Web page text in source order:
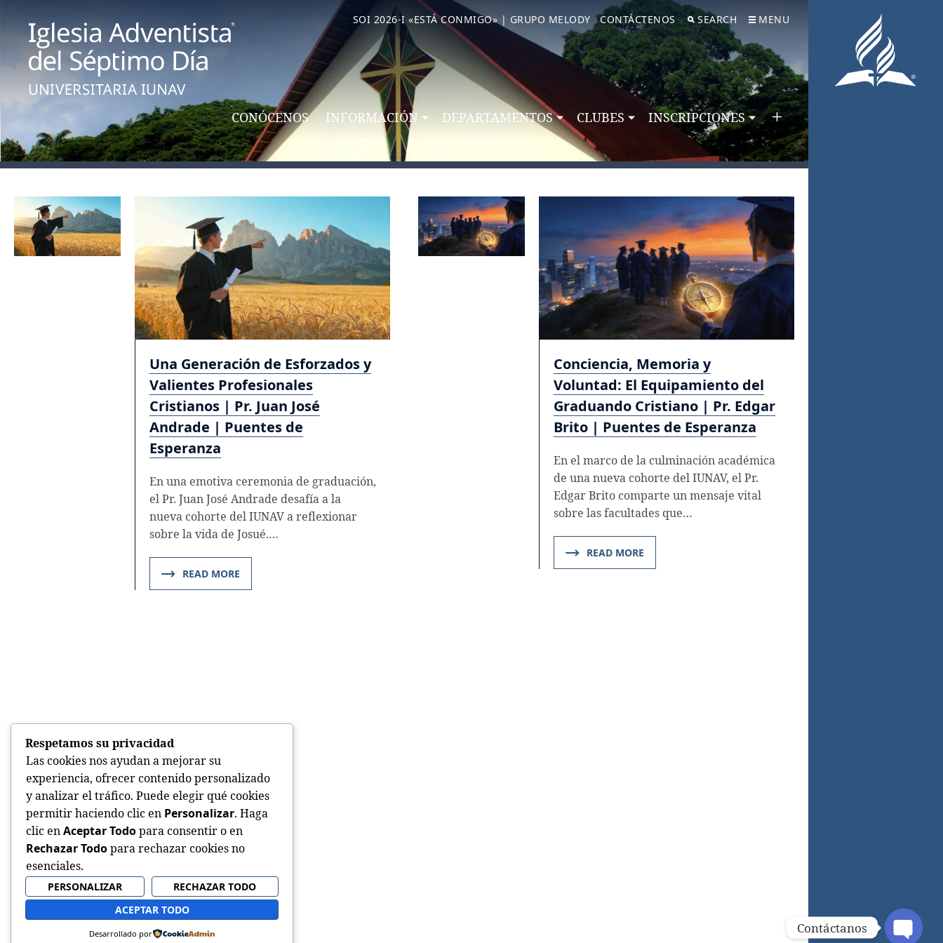
SOI 2026-I «ESTÁ CONMIGO» | GRUPO MELODY CONTÁCTENOS SEARCH MENU
CONÓCENOS INFORMACIÓN DEPARTAMENTOS CLUBES INSCRIPCIONES
Una Generación de Esforzados y
Valientes Profesionales
Cristianos | Pr. Juan José
Andrade | Puentes de
Esperanza
En una emotiva ceremonia de graduación,
el Pr. Juan José Andrade desafía a la
nueva cohorte del IUNAV a reflexionar
sobre la vida de Josué.…
READ MORE
Conciencia, Memoria y
Voluntad: El Equipamiento del
Graduando Cristiano | Pr. Edgar
Brito | Puentes de Esperanza
En el marco de la culminación académica
de una nueva cohorte del IUNAV, el Pr.
Edgar Brito comparte un mensaje vital
sobre las facultades que…
READ MORE
Respetamos su privacidad
Las cookies nos ayudan a mejorar su
experiencia, ofrecer contenido personalizado
y analizar el tráfico. Puede elegir qué cookies
permitir haciendo clic en Personalizar. Haga
clic enAceptar Todopara consentir o en
Rechazar Todopara rechazar cookies no
esenciales.
PERSONALIZAR
RECHAZAR TODO
ACEPTAR TODO
Desarrollado por Contáctanos